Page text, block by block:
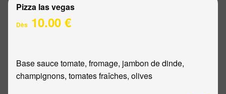
Pizza las vegas
Dès 10.00 €
Base sauce tomate, fromage, jambon de dinde,
champignons, tomates fraîches, olives